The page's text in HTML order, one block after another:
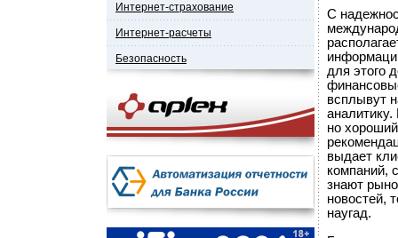
Интернет-страхование
Интернет-расчеты
Безопасность
С
для этого
всплывут
аналитику.
но
выдает
компаний,
знают
новостей,
наугад.